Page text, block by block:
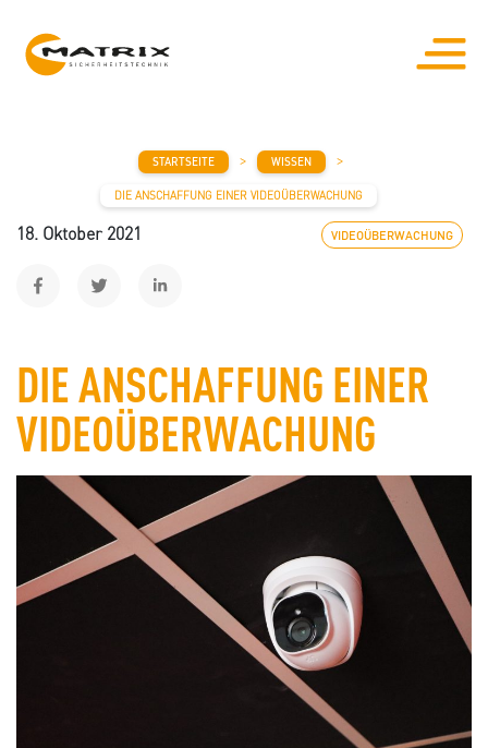
STARTSEITE > WISSEN >
DIE ANSCHAFFUNG EINER VIDEOÜBERWACHUNG
18. Oktober 2021 VIDEOÜBERWACHUNG
DIE ANSCHAFFUNG EINER
VIDEOÜBERWACHUNG